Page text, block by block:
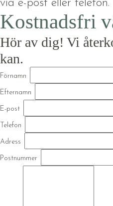
via e-post eller telefon.
Kostnadsfri
Hör av dig! Vi
kan.
Förnamn
Efternamn
E-post
Telefon
Adress
Postnummer